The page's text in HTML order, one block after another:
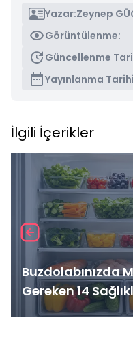
Yazar:Zeynep
Görüntülenme:
Güncellenme
Yayınlanma
İlgili İçerikler
Buzdolabınızda
Gereken 14